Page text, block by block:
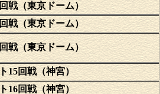
戦（東京ドーム）
戦（東京ドーム）
戦（東京ドーム）
15回戦（神宮）
16回戦（神宮）